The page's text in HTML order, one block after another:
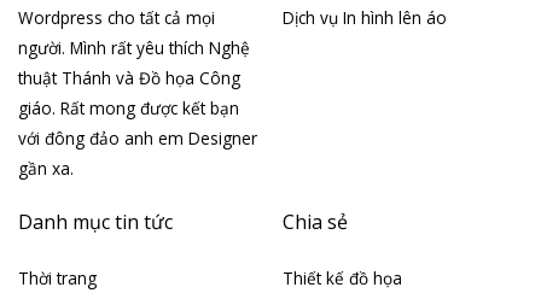
Wordpress cho tất cả mọi
người. Mình rất yêu thích Nghệ
thuật Thánh và Đồ họa Công
giáo. Rất mong được kết bạn
với đông đảo anh em Designer
gần xa.
Dịch vụ In hình lên áo
Danh mục tin tức
Thời trang
Chia sẻ
Thiết kế đồ họa